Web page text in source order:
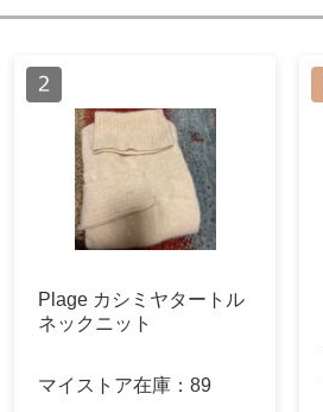
Plage カシミヤタートル
ネックニット
マイストア在庫： 89